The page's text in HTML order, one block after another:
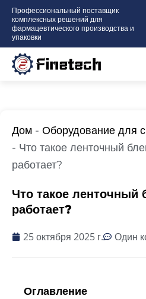
Перейти
содержимому
Профессиональный поставщик
комплексных решений для
фармацевтического производства и
упаковки
Дом - Оборудование для
- Что такое ленточный
работает?
Что такое ленточный
работает?
25 октября 2025 г. Один
Оглавление